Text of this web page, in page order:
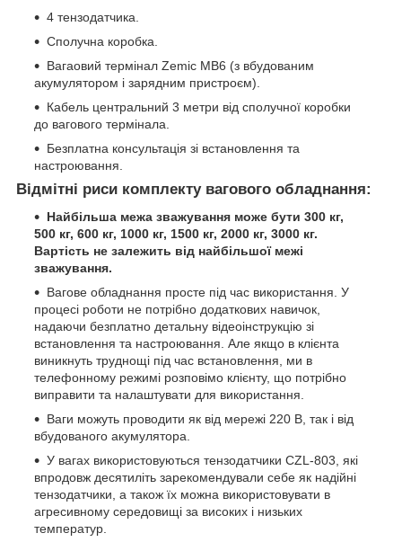
4 тензодатчика.
Сполучна коробка.
Вагаовий термінал Zemic MB6 (з вбудованим
акумулятором і зарядним пристроєм).
Кабель центральний 3 метри від сполучної коробки
до вагового термінала.
Безплатна консультація зі встановлення та
настроювання.
Відмітні риси комплекту вагового обладнання:
Найбільша межа зважування може бути 300 кг,
500 кг, 600 кг, 1000 кг, 1500 кг, 2000 кг, 3000 кг.
Вартість не залежить від найбільшої межі
зважування.
Вагове обладнання просте під час використання. У
процесі роботи не потрібно додаткових навичок,
надаючи безплатно детальну відеоінструкцію зі
встановлення та настроювання. Але якщо в клієнта
виникнуть труднощі під час встановлення, ми в
телефонному режимі розповімо клієнту, що потрібно
виправити та налаштувати для використання.
Ваги можуть проводити як від мережі 220 В, так і від
вбудованого акумулятора.
У вагах використовуються тензодатчики CZL-803, які
впродовж десятиліть зарекомендували себе як надійні
тензодатчики, а також їх можна використовувати в
агресивному середовищі за високих і низьких
температур.